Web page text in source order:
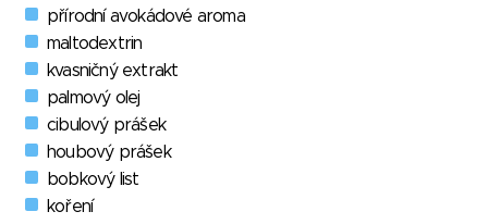
přírodní avokádové aroma
maltodextrin
kvasničný extrakt
palmový olej
cibulový prášek
houbový prášek
bobkový list
koření